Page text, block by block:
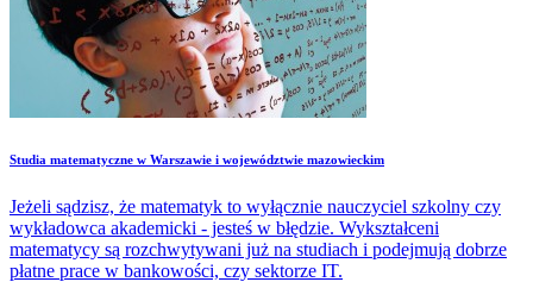
​Studia matematyczne w Warszawie i województwie mazowieckim
Jeżeli sądzisz, że matematyk to wyłącznie nauczyciel szkolny czy
wykładowca akademicki - jesteś w błędzie. Wykształceni
matematycy są rozchwytywani już na studiach i podejmują dobrze
płatne prace w bankowości, czy sektorze IT.